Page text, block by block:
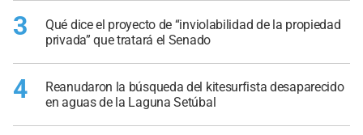
3
Qué dice el proyecto de “inviolabilidad de la propiedad
privada” que tratará el Senado
4
Reanudaron la búsqueda del kitesurfista desaparecido
en aguas de la Laguna Setúbal